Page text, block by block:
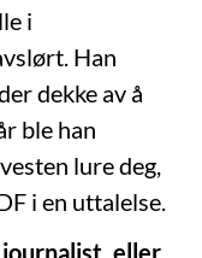
i
Han
dekke av å
ble han
lure deg,
i en uttalelse.
journalist, eller